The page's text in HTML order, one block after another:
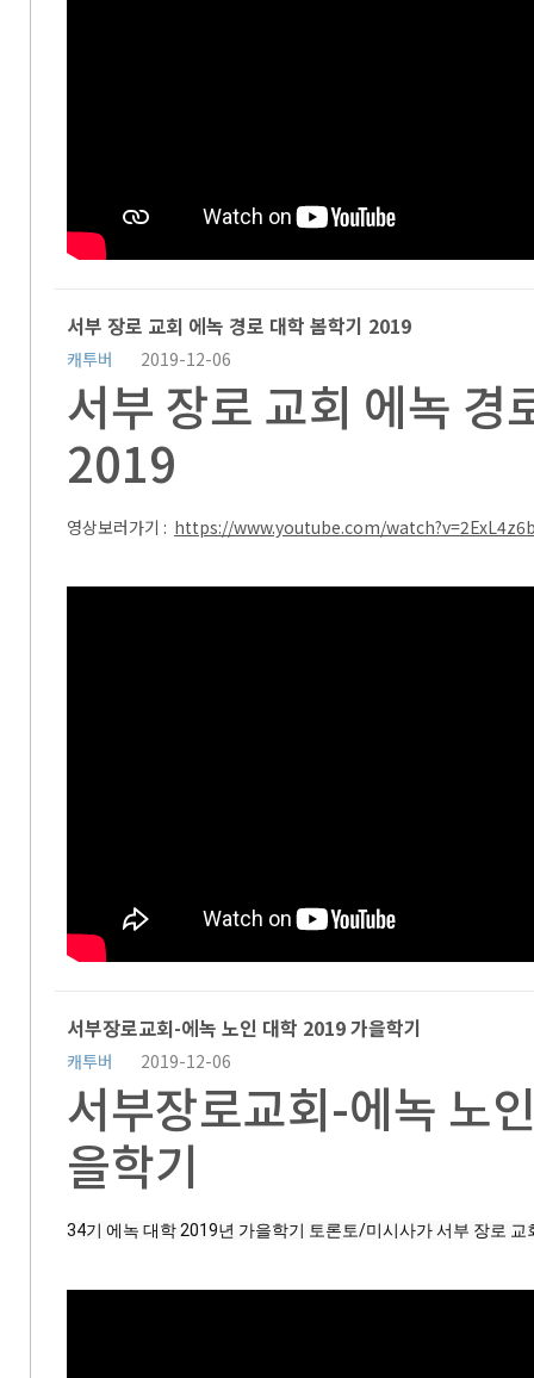
서부 장로 교회 에녹 경로 대학 봄학기 2019
캐투버 2019-12-06
서부 장로 교회 에녹 경
2019
영상보러가기 : https://www.youtube.com/
서부장로교회-에녹 노인 대학 2019 가을학기
캐투버 2019-12-06
서부장로교회-에녹 노
을학기
34기 에녹 대학 2019년 가을학기 토론토/미시사가 서부 장로 교